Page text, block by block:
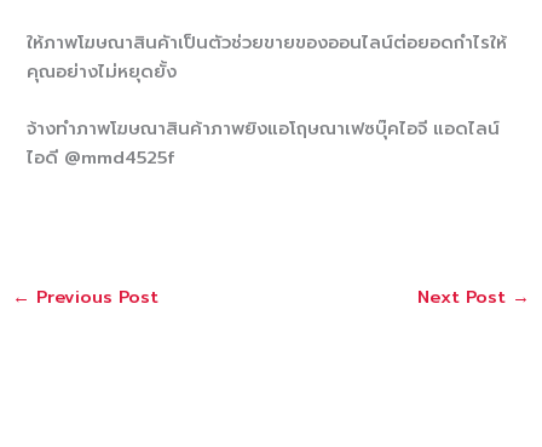
ให้ภาพโฆษณาสินคัาเป็นตัวช่วยขายของออนไลน์ต่อยอดกำไรให้
คุณอย่างไม่หยุดยั้ง
จ้างทำภาพโฆษณาสินค้าภาพยิงแอโฤษณาเฟซบุ๊คไอจี แอดไลน์
ไอดี @mmd4525f
← Previous Post Next Post →